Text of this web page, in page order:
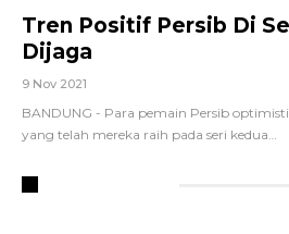
Tren Positif Persib Di
Dijaga
9 Nov 2021
BANDUNG - Para pemain Persib
yang telah mereka raih pada seri kedua…